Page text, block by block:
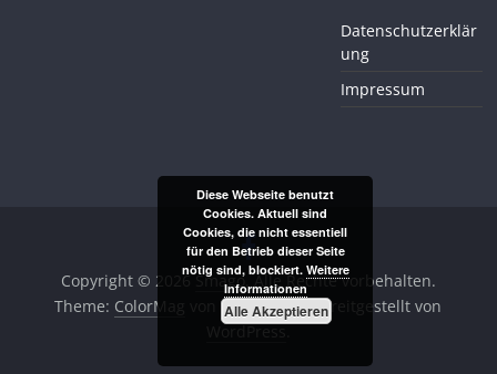
Datenschutzerklär
ung
Impressum
Copyright © 2026Smago. Alle Rechte vorbehalten.
Theme: ColorMag
von ThemeGrill. Bereitgestellt von
WordPress.
Diese Webseite benutzt
Cookies. Aktuell sind
Cookies, die nicht essentiell
für den Betrieb dieser Seite
nötig sind, blockiert. Weitere
Informationen
Alle Akzeptieren